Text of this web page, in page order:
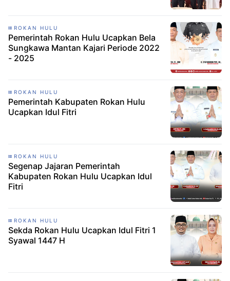
ROKAN HULU
Pemerintah Rokan Hulu Ucapkan Bela
Sungkawa Mantan Kajari Periode 2022
- 2025
ROKAN HULU
Pemerintah Kabupaten Rokan Hulu
Ucapkan Idul Fitri
ROKAN HULU
Segenap Jajaran Pemerintah
Kabupaten Rokan Hulu Ucapkan Idul
Fitri
ROKAN HULU
Sekda Rokan Hulu Ucapkan Idul Fitri 1
Syawal 1447 H